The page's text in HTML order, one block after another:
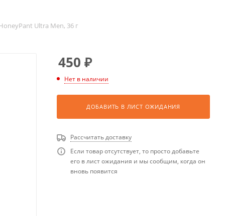
Ultra Men, 36 г
450 ₽
Нет в наличии
ДОБАВИТЬ В ЛИСТ ОЖИДАНИЯ
Рассчитать доставку
Если товар отсутствует, то просто добавьте
его в лист ожидания и мы сообщим, когда он
вновь появится